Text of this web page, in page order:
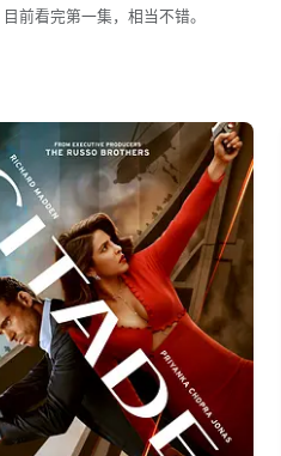
前看完第一集，相当不错。